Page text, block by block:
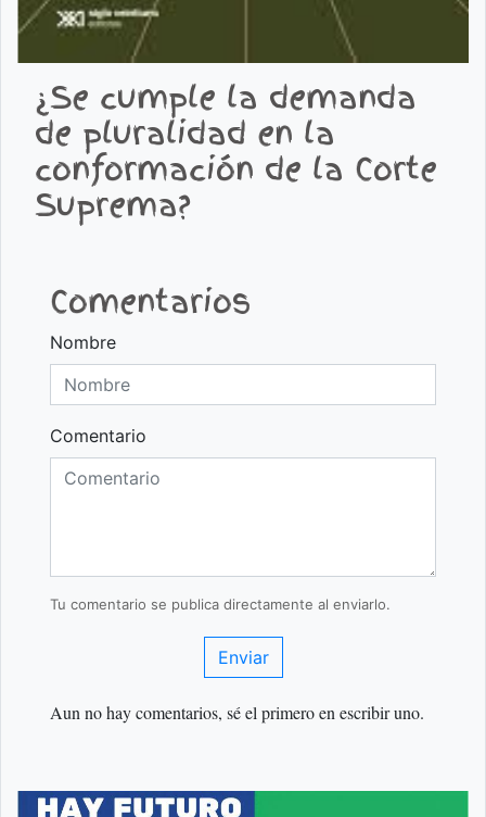
¿Se cumple la demanda
de pluralidad en la
conformación de la Corte
Suprema?
Comentarios
Nombre
Comentario
Tu comentario se publica directamente al enviarlo.
Enviar
Aun no hay comentarios, sé el primero en escribir uno.